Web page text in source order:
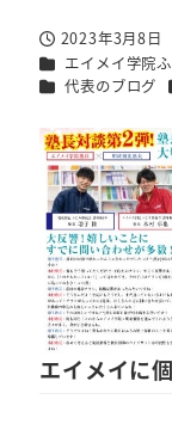
投稿日2023年3月8日
カテゴリー
エイメイ学院
カテゴリー
代表のブログ
エイメイに